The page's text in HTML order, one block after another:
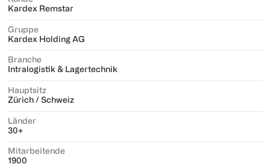
Kardex Remstar
Gruppe
Kardex Holding AG
Branche
Intralogistik & Lagertechnik
Hauptsitz
Zürich / Schweiz
Länder
30+
Mitarbeitende
1900